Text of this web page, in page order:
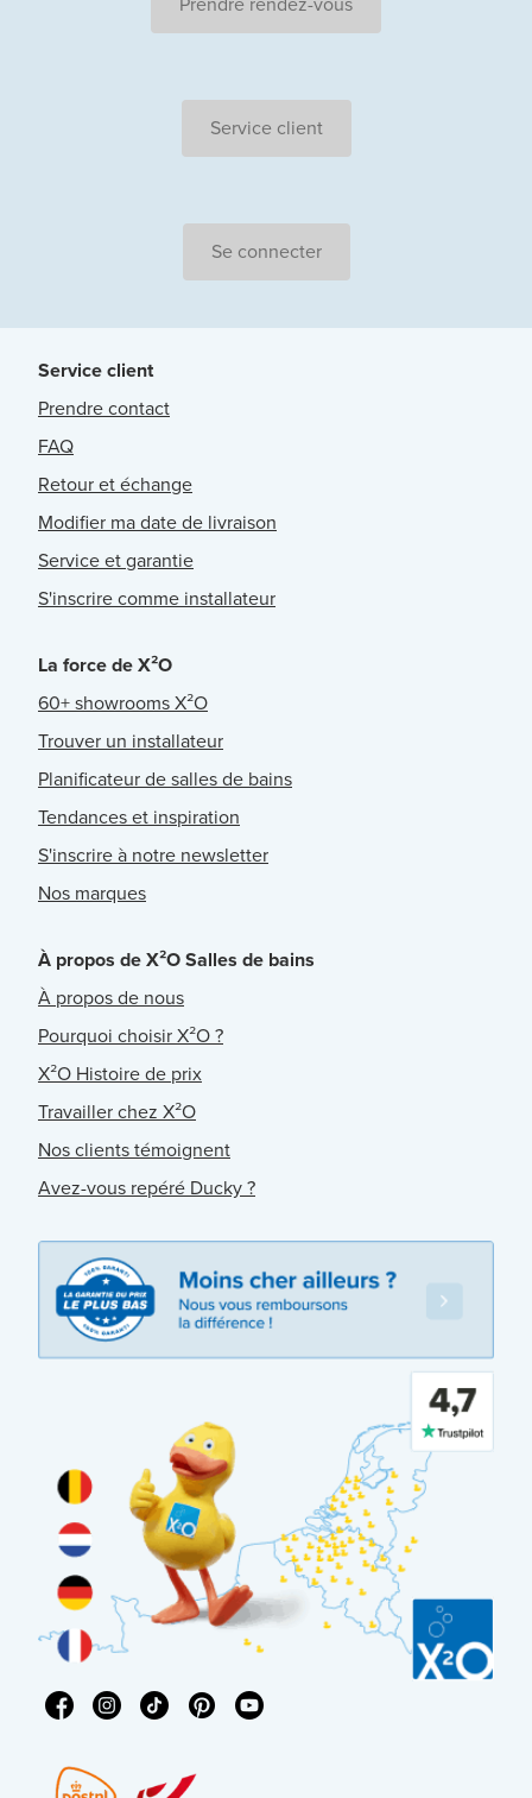
Service client
Se connecter
Service client
Prendre contact
FAQ
Retour et échange
Modifier ma date de livraison
Service et garantie
S'inscrire comme installateur
La force de X²O
60+ showrooms X²O
Trouver un installateur
Planificateur de salles de bains
Tendances et inspiration
S'inscrire à notre newsletter
Nos marques
À propos de X²O Salles de bains
À propos de nous
Pourquoi choisir X²O ?
X²O Histoire de prix
Travailler chez X²O
Nos clients témoignent
Avez-vous repéré Ducky ?